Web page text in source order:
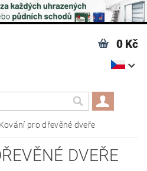
0 Kč
Kování pro dřevěné dveře
DVEŘE